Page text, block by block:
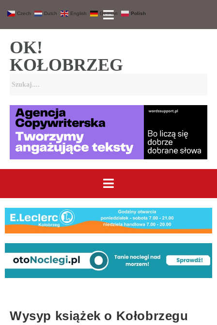
OK!
KOŁOBRZEG
Wysyp książek o Kołobrzegu
Czech Dutch English German Polish